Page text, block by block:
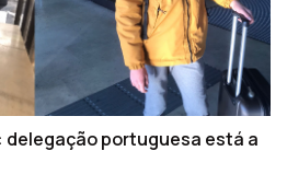
delegação portuguesa está a